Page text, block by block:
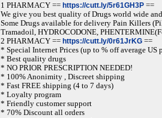
1 PHARMACY == https://cutt.ly/5r61GH3P ==
We give you best quality of Drugs world wide
Some Drugs available for delivery Pain Killers
Tramadoil, HYDROCODONE,
2 PHARMACY == https://cutt.ly/0r61JrKG ==
* Special Internet Prices (up to % off average US
* Best quality drugs
* NO PRIOR PRESCRIPTION NEEDED!
* 100% Anonimity , Discreet shipping
* Fast FREE shipping (4 to 7 days)
* Loyalty program
* Friendly customer support
* 70% Discount all orders